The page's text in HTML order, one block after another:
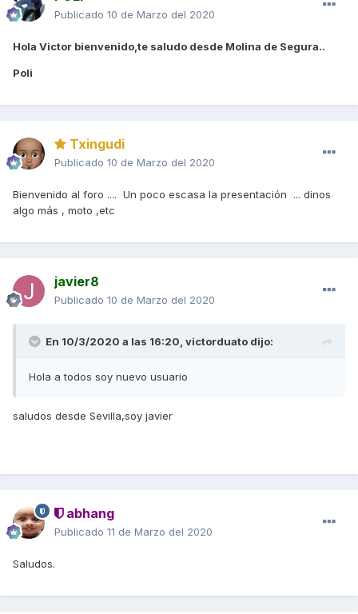
Publicado 10 de Marzo del 2020
Hola Victor bienvenido,te saludo desde Molina de Segura..
Poli
Txingudi
Publicado 10 de Marzo del 2020
Bienvenido al foro .... Un poco escasa la presentación ... dinos
algo más , moto ,etc
javier8
Publicado 10 de Marzo del 2020
En 10/3/2020 a las 16:20, victorduato dijo:
Hola a todos soy nuevo usuario
saludos desde Sevilla,soy javier
abhang
Publicado 11 de Marzo del 2020
Saludos.